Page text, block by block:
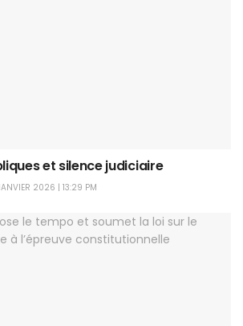
et silence judiciaire
2026 | 13:29 PM